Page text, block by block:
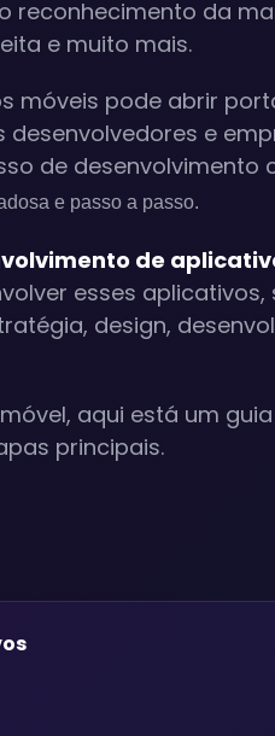
reconhecimento da
e muito mais.
móveis pode abrir
e
de desenvolvimento
e passo a passo.
de
esses
design,
aqui está um
principais.